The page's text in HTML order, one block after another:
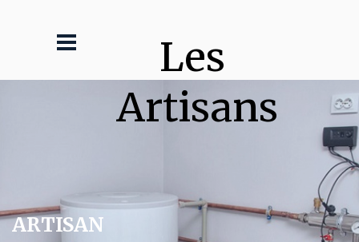
Les
Artisans
ARTISAN